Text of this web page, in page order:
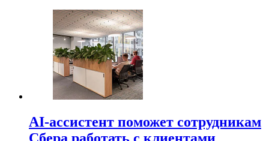
AI-ассистент поможет сотрудникам
Сбера работать с клиентами